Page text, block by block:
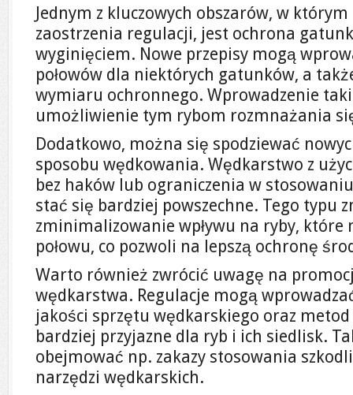
Jednym z kluczowych obszarów, w
zaostrzenia regulacji, jest ochrona
wyginięciem. Nowe przepisy mogą
połowów dla niektórych gatunków, a
wymiaru ochronnego. Wprowadzenie
umożliwienie tym rybom rozmnażania
Dodatkowo, można się spodziewać
sposobu wędkowania. Wędkarstwo z
bez haków lub ograniczenia w
stać się bardziej powszechne. Tego typu
zminimalizowanie wpływu na ryby, które
połowu, co pozwoli na lepszą ochronę
Warto również zwrócić uwagę na
wędkarstwa. Regulacje mogą
jakości sprzętu wędkarskiego oraz metod
bardziej przyjazne dla ryb i ich siedlisk.
obejmować np. zakazy stosowania
narzędzi wędkarskich.